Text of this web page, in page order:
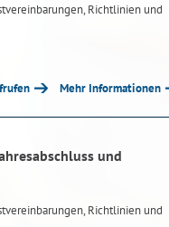
Richtlinien und
Mehr Informationen
und
Richtlinien und